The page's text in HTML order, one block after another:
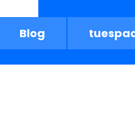
Menú
Blog